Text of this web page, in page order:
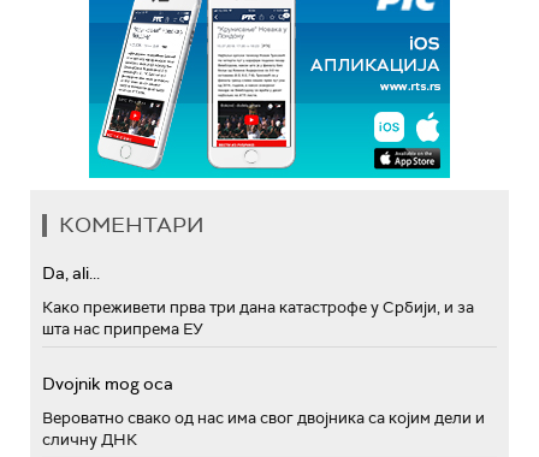
КОМЕНТАРИ
Da, ali...
Како преживети прва три дана катастрофе у Србији, и за
шта нас припрема ЕУ
Dvojnik mog oca
Вероватно свако од нас има свог двојника са којим дели и
сличну ДНК